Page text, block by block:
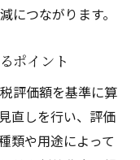
のチェックポ
産税の疑問を解
につながります。
ポイント
評価額を基準に算
直しを行い、評価
類や用途によって